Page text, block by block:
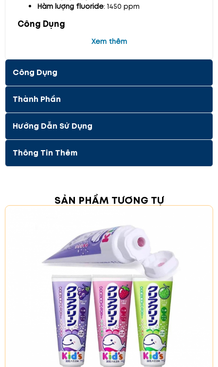
Hàm lượng fluoride: 1450 ppm
Công Dụng
Giữ răng trắng sáng: Sản phẩm giúp làm sạch
Giữ miệng sạch sẽ: Ngăn ngừa vi khuẩn và
mảng bám, bảo vệ khoang miệng khỏi các tác
mát, sảng khoái suốt cả ngày.
Ngăn ngừa sâu răng: Hàm lượng fluoride giúp
ngăn ngừa sâu răng hiệu quả.
Loại bỏ hôi miệng
Phòng ngừa viêm nướu và viêm nha chu
ngăn ngừa các vấn đề về nướu và bệnh nha
bảo vệ răng miệng khỏe mạnh.
: Giúp ngăn ngừa sâu răng và bảo vệ
men răng.
Tocopherol Acetate (Vitamin E)
: Bảo vệ mô
nướu và tăng cường sức khỏe miệng.
Glycerin đậm đặc
Dung dịch sorbitol
Stevia (xử lý enzym)
Xanthan gum
Carboxymethyl cellulose
Chiết xuất lô hội, cây xô thơm, bạch đàn,
calendula, bưởi
Hydroxyapatite
Natri cocoyl glutamate, lauroyl
Xem thêm
Công Dụng
Thành Phần
Hướng Dẫn Sử Dụng
Thông Tin Thêm
SẢN PHẨM TƯƠNG TỰ